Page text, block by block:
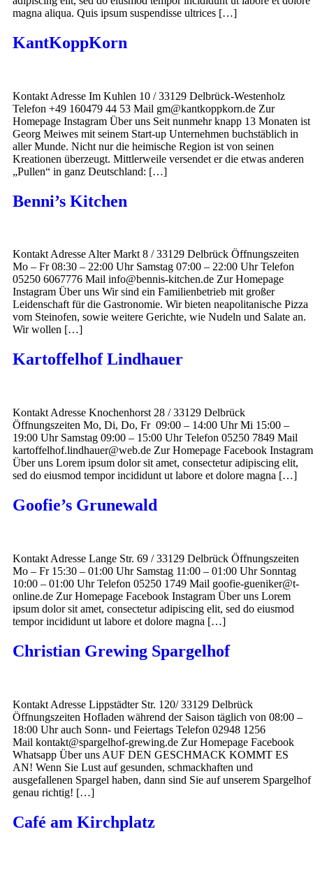
magna aliqua. Quis ipsum suspendisse ultrices […]
KantKoppKorn
Kontakt Adresse Im Kuhlen 10 / 33129 Delbrück-Westenholz
Telefon +49 160479 44 53 Mail gm@kantkoppkorn.de Zur
Homepage Instagram Über uns Seit nunmehr knapp 13 Monaten ist
Georg Meiwes mit seinem Start-up Unternehmen buchstäblich in
aller Munde. Nicht nur die heimische Region ist von seinen
Kreationen überzeugt. Mittlerweile versendet er die etwas anderen
„Pullen“ in ganz Deutschland: […]
Benni’s Kitchen
Kontakt Adresse Alter Markt 8 / 33129 Delbrück Öffnungszeiten
Mo – Fr 08:30 – 22:00 Uhr Samstag 07:00 – 22:00 Uhr Telefon
05250 6067776 Mail info@bennis-kitchen.de Zur Homepage
Instagram Über uns Wir sind ein Familienbetrieb mit großer
Leidenschaft für die Gastronomie. Wir bieten neapolitanische Pizza
vom Steinofen, sowie weitere Gerichte, wie Nudeln und Salate an.
Wir wollen […]
Kartoffelhof Lindhauer
Kontakt Adresse Knochenhorst 28 / 33129 Delbrück
Öffnungszeiten Mo, Di, Do, Fr 09:00 – 14:00 Uhr Mi 15:00 –
19:00 Uhr Samstag 09:00 – 15:00 Uhr Telefon 05250 7849 Mail
kartoffelhof.lindhauer@web.de Zur Homepage Facebook Instagram
Über uns Lorem ipsum dolor sit amet, consectetur adipiscing elit,
sed do eiusmod tempor incididunt ut labore et dolore magna […]
Goofie’s Grunewald
Kontakt Adresse Lange Str. 69 / 33129 Delbrück Öffnungszeiten
Mo – Fr 15:30 – 01:00 Uhr Samstag 11:00 – 01:00 Uhr Sonntag
10:00 – 01:00 Uhr Telefon 05250 1749 Mail goofie-gueniker@t-
online.de Zur Homepage Facebook Instagram Über uns Lorem
ipsum dolor sit amet, consectetur adipiscing elit, sed do eiusmod
tempor incididunt ut labore et dolore magna […]
Christian Grewing Spargelhof
Kontakt Adresse Lippstädter Str. 120/ 33129 Delbrück
Öffnungszeiten Hofladen während der Saison täglich von 08:00 –
18:00 Uhr auch Sonn- und Feiertags Telefon 02948 1256
Mail kontakt@spargelhof-grewing.de Zur Homepage Facebook
Whatsapp Über uns AUF DEN GESCHMACK KOMMT ES
AN! Wenn Sie Lust auf gesunden, schmackhaften und
ausgefallenen Spargel haben, dann sind Sie auf unserem Spargelhof
genau richtig! […]
Café am Kirchplatz